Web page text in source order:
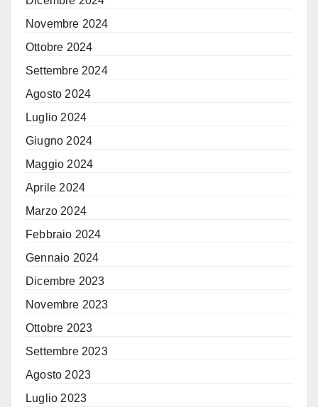
Novembre 2024
Ottobre 2024
Settembre 2024
Agosto 2024
Luglio 2024
Giugno 2024
Maggio 2024
Aprile 2024
Marzo 2024
Febbraio 2024
Gennaio 2024
Dicembre 2023
Novembre 2023
Ottobre 2023
Settembre 2023
Agosto 2023
Luglio 2023